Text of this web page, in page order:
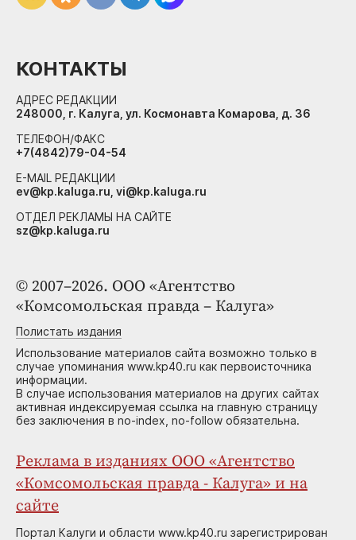
© 2007–2026. ООО «Агентство
«Комсомольская правда – Калуга»
Полистать издания
Использование материалов сайта возможно только в
случае упоминания www.kp40.ru как первоисточника
информации.
В случае использования материалов на других сайтах
активная индексируемая ссылка на главную страницу
без заключения в no-index, no-follow обязательна.
Реклама в изданиях ООО «Агентство
«Комсомольская правда - Калуга» и на
сайте
Портал Калуги и области www.kp40.ru зарегистрирован
КОНТАКТЫ
АДРЕС РЕДАКЦИИ
248000, г. Калуга, ул. Космонавта Комарова, д. 36
ТЕЛЕФОН/ФАКС
+7(4842)79-04-54
E-MAIL РЕДАКЦИИ
ev@kp.kaluga.ru, vi@kp.kaluga.ru
ОТДЕЛ РЕКЛАМЫ НА САЙТЕ
sz@kp.kaluga.ru